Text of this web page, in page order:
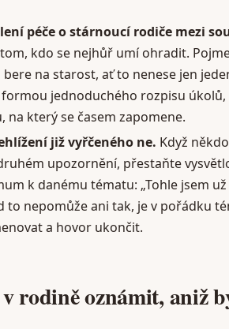
péče o stárnoucí rodiče mezi
kdo se nejhůř umí ohradit.
na starost, ať to nenese jen
jednoduchého rozpisu
na který se časem zapomene.
již vyřčeného ne. Když
upozornění, přestaňte
k danému tématu: „Tohle jsem
to nepomůže ani tak, je v pořádku
a hovor ukončit.
rodině oznámit, aniž